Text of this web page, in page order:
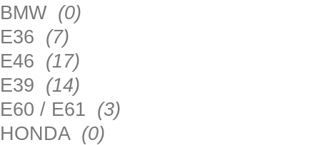
BMW (0)
E36 (7)
E46 (17)
E39 (14)
E60 / E61 (3)
HONDA (0)